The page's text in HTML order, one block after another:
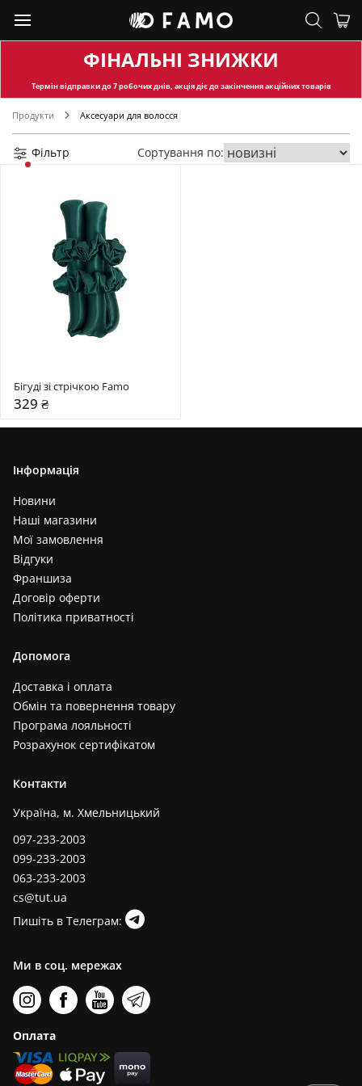
ФІНАЛЬНІ ЗНИЖКИ
Термін відправкидо 7 робочих днів, акція діє до закінчення акційних товарів
Продукти Аксесуари для волосся
Фільтр Сортування по:
Бігуді зі стрічкою Famo
329 ₴
Інформація
Новини
Наші магазини
Мої замовлення
Відгуки
Франшиза
Договір оферти
Політика приватності
Допомога
Доставка і оплата
Обмін та повернення товару
Програма лояльності
Розрахунок сертифікатом
Контакти
Україна, м. Хмельницький
097-233-2003
099-233-2003
063-233-2003
cs@tut.ua
Пишіть в Телеграм:
Ми в соц. мережах
Оплата